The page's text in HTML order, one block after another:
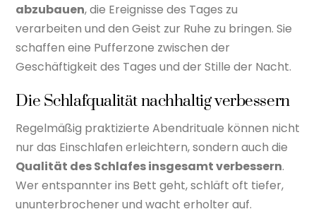
abzubauen, die Ereignisse des Tages zu
verarbeiten und den Geist zur Ruhe zu bringen. Sie
schaffen eine Pufferzone zwischen der
Geschäftigkeit des Tages und der Stille der Nacht.
Die Schlafqualität nachhaltig verbessern
Regelmäßig praktizierte Abendrituale können nicht
nur das Einschlafen erleichtern, sondern auch die
Qualität des Schlafes insgesamt verbessern.
Wer entspannter ins Bett geht, schläft oft tiefer,
ununterbrochener und wacht erholter auf.